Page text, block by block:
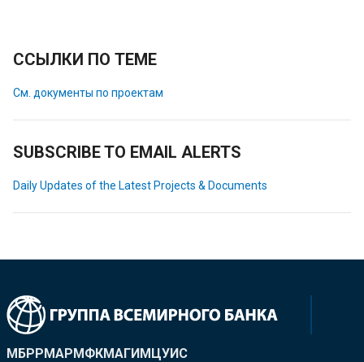
ССЫЛКИ ПО ТЕМЕ
См. документы по проектам
SUBSCRIBE TO EMAIL ALERTS
Daily Updates of the Latest Projects & Documents
МБРРМАРМФКМАГИМЦУИС